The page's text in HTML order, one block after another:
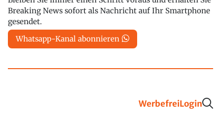
Breaking News sofort als Nachricht auf Ihr Smartphone
gesendet.
Whatsapp-Kanal abonnieren
WerbefreiLogin